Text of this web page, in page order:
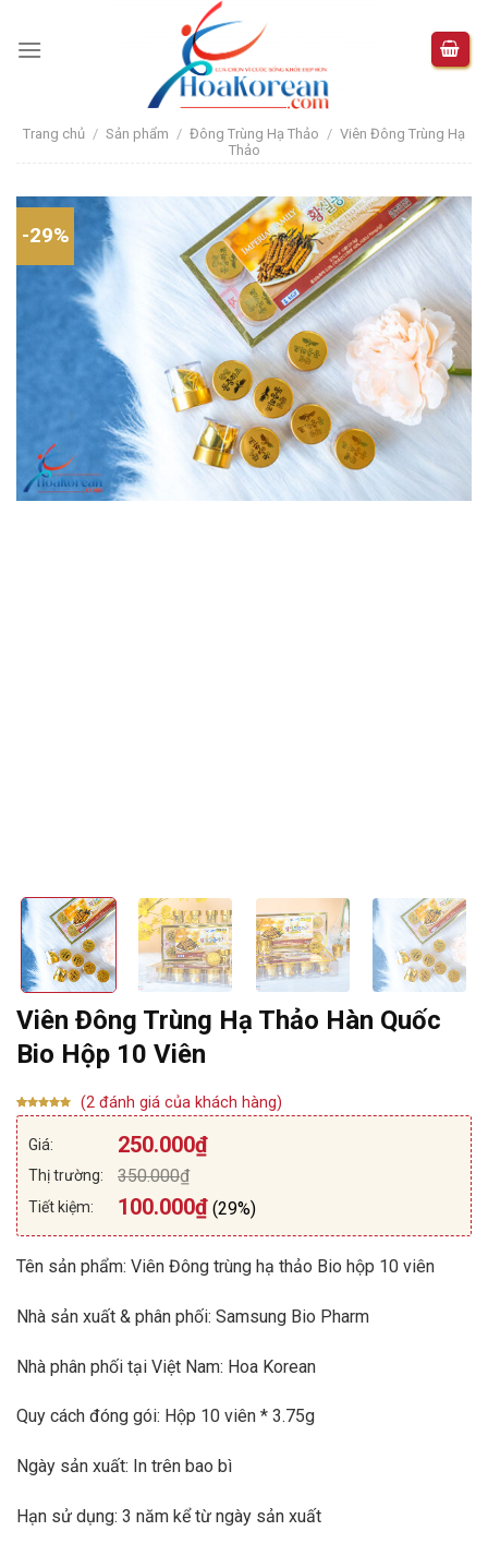
Trang chủ / Sản phẩm / Đông Trùng Hạ Thảo / Viên Đông Trùng Hạ
Thảo
-29%
Viên Đông Trùng Hạ Thảo Hàn Quốc
Bio Hộp 10 Viên
5.00 trên 5
dựa trên
2
đánh giá
(2 đánh giá của khách hàng)
Giá: 250.000₫
Thị trường: 350.000₫
Tiết kiệm: 100.000₫ (29%)
Tên sản phẩm: Viên Đông trùng hạ thảo Bio hộp 10 viên
Nhà sản xuất & phân phối: Samsung Bio Pharm
Nhà phân phối tại Việt Nam: Hoa Korean
Quy cách đóng gói: Hộp 10 viên * 3.75g
Ngày sản xuất: In trên bao bì
Hạn sử dụng: 3 năm kể từ ngày sản xuất